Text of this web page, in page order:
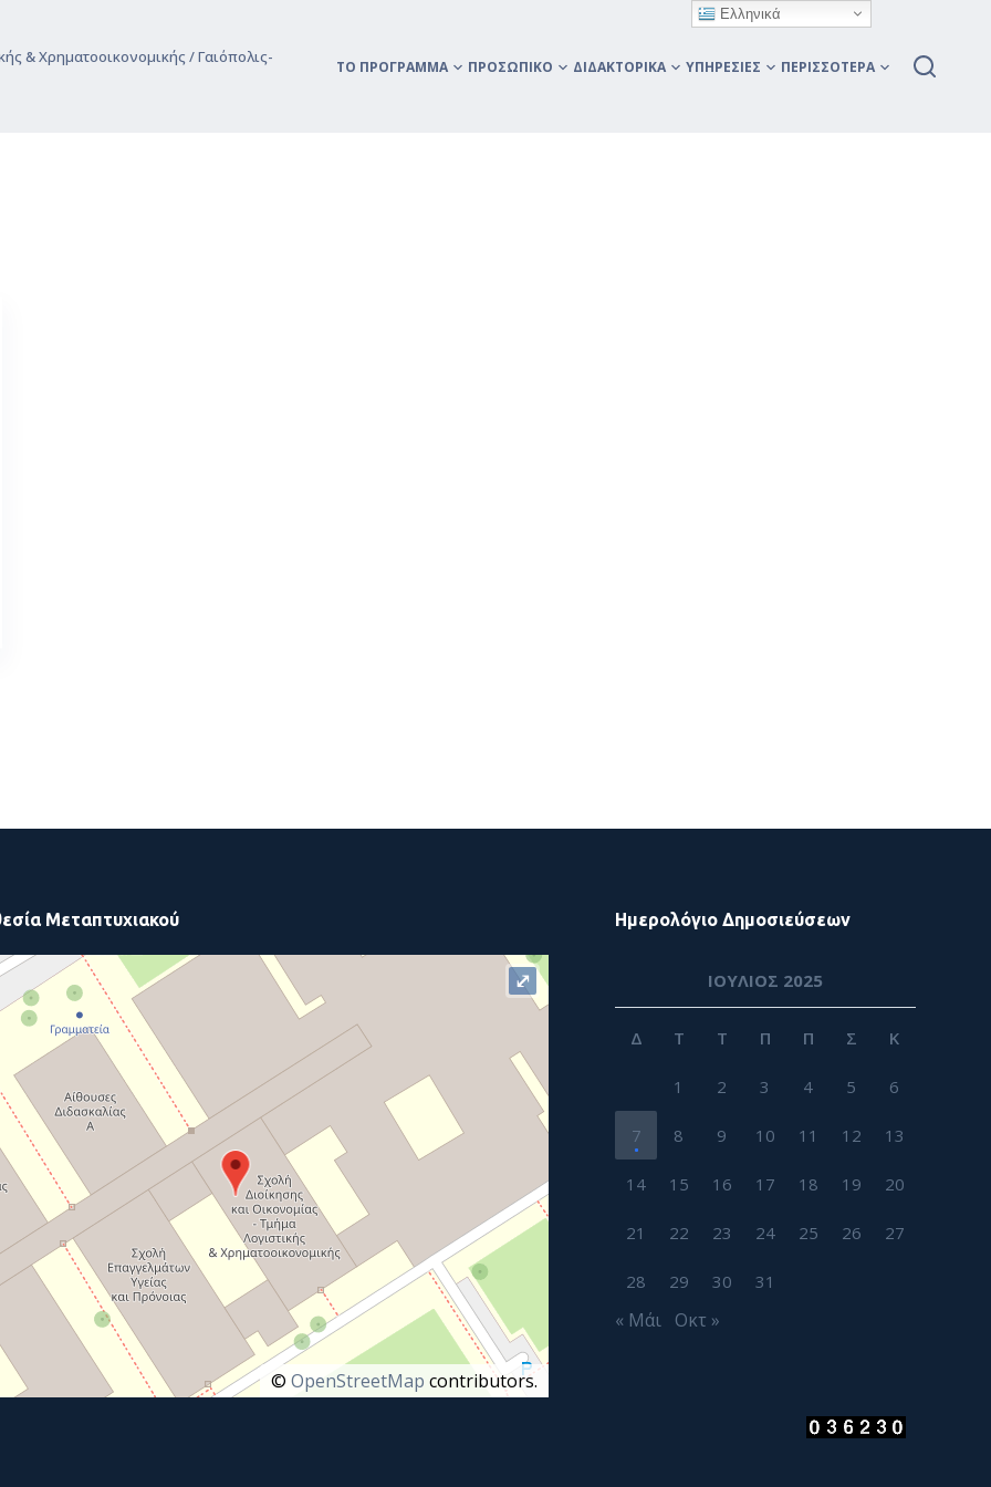
& Χρηματοοικονομικής / Γαιόπολις-
ΤΟ ΠΡΌΓΡΑΜΜΑ ΠΡΟΣΩΠΙΚΌ ΔΙΔΑΚΤΟΡΙΚΆ ΥΠΗΡΕΣΊΕΣ ΠΕΡΙΣΣΌΤΕΡΑ
Μεταπτυχιακού
©OpenStreetMap contributors.
⤢
Ημερολόγιο Δημοσιεύσεων
ΙΟΎΛΙΟΣ 2025
Δ Τ Τ Π Π Σ Κ
1 2 3 4 5 6
7 8 9 10 11 12 13
14 15 16 17 18 19 20
21 22 23 24 25 26 27
28 29 30 31
« Μάι Οκτ »
Ελληνικά